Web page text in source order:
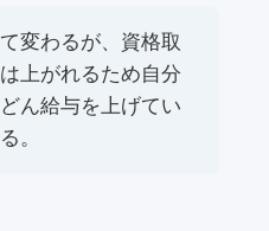
変わるが、資格取
上がれるため自分
ん給与を上げてい
。